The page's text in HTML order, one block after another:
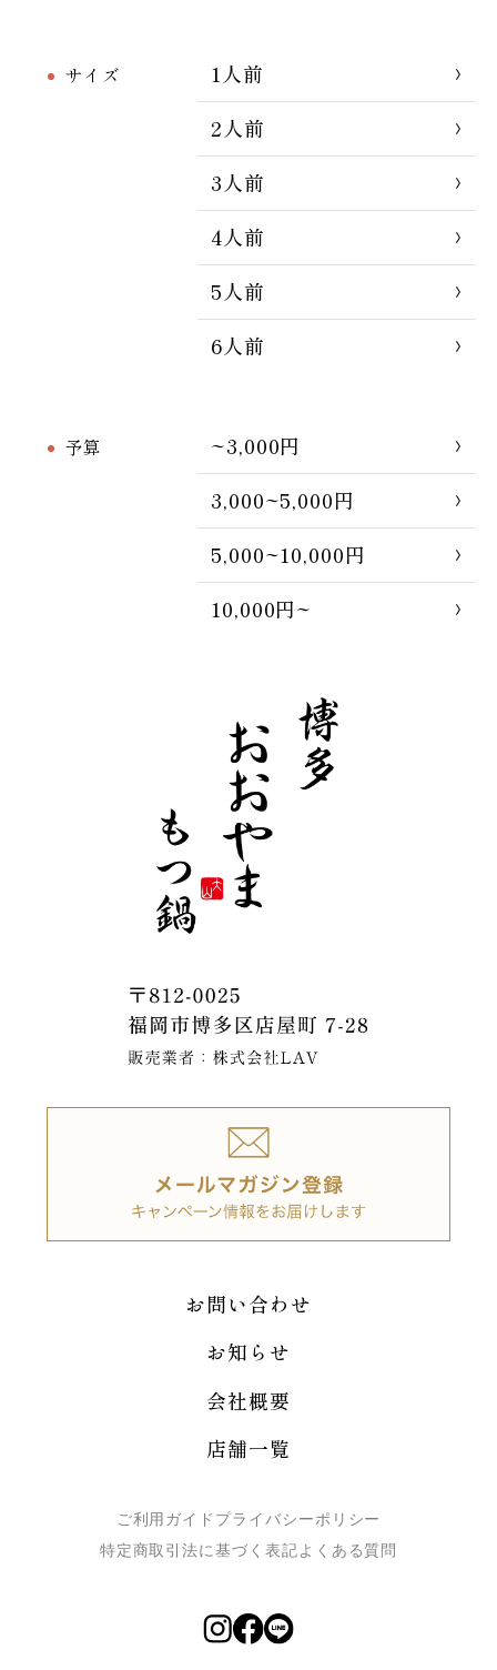
サイズ
1人前
2人前
3人前
4人前
5人前
6人前
予算
~3,000円
3,000~5,000円
5,000~10,000円
10,000円~
お問い合わせ
お知らせ
会社概要
店舗一覧
ご利用ガイド プライバシーポリシー
特定商取引法に基づく表記よくある質問